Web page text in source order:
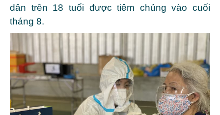
dân trên 18 tuổi được tiêm chủng vào cuối
tháng 8.